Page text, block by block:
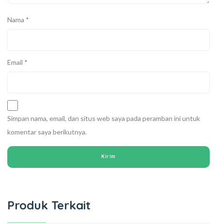
Nama *
Email *
Simpan nama, email, dan situs web saya pada peramban ini untuk
komentar saya berikutnya.
Produk Terkait